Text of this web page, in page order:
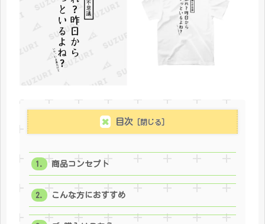
目次
商品コンセプト
こんな方におすすめ